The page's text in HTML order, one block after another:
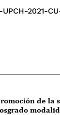
UPCH-2021-
de la